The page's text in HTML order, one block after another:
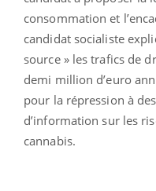
consommation et
candidat socialiste
source » les trafics de
demi million d’euro
pour la répression à
d’information sur les
cannabis.